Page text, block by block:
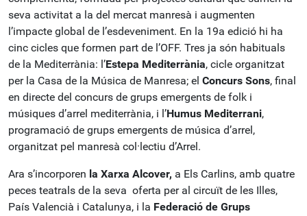
seva activitat a la del mercat manresà i augmenten
l’impacte global de l’esdeveniment. En la 19a edició hi ha
cinc cicles que formen part de l’OFF. Tres ja són habituals
de la Mediterrània: l’Estepa Mediterrània, cicle organitzat
per la Casa de la Música de Manresa; el Concurs Sons, final
en directe del concurs de grups emergents de folk i
músiques d’arrel mediterrània, i l’Humus Mediterrani,
programació de grups emergents de música d’arrel,
organitzat pel manresà col·lectiu d’Arrel.
Ara s’incorporen la Xarxa Alcover, a Els Carlins, amb quatre
peces teatrals de la seva oferta per al circuït de les Illes,
País Valencià i Catalunya, i la Federació de Grups